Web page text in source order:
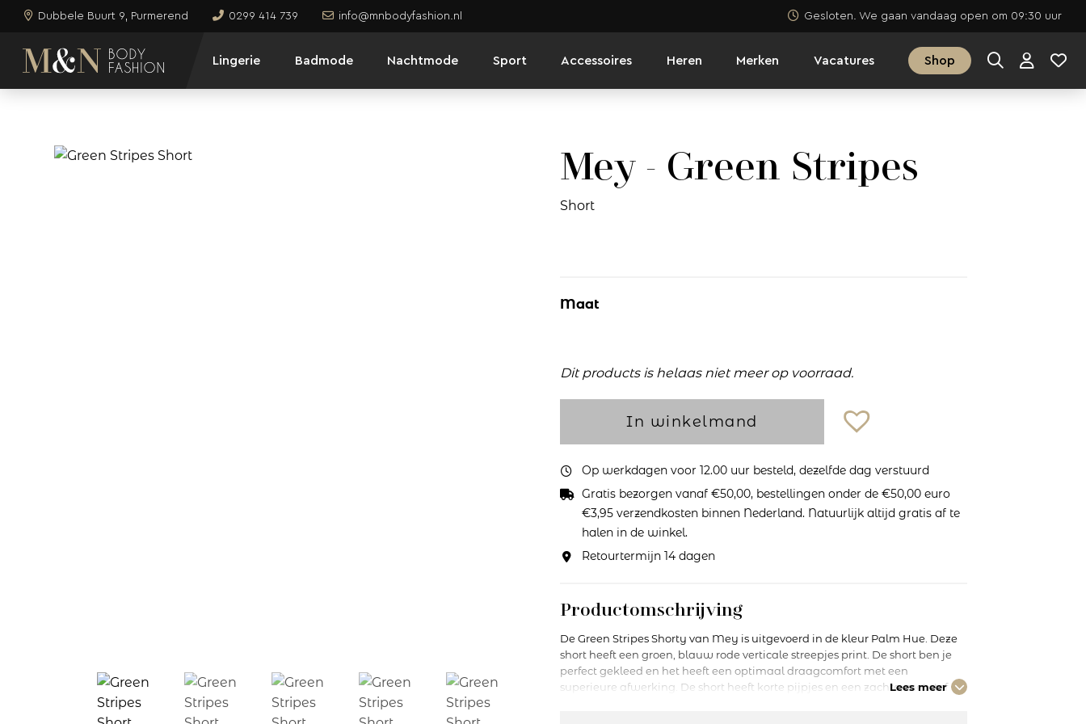
Dubbele Buurt 9, Purmerend 0299 414 739 info@mnbodyfashion.nl Gesloten. We gaan vandaag open om 09:30 uur
Lingerie Badmode Nachtmode Sport Accessoires Heren Merken Vacatures Shop
Mey - Green Stripes
Short
Maat
Dit products is helaas niet meer op voorraad.
In winkelmand
Op werkdagen voor 12.00 uur besteld, dezelfde dag verstuurd
Gratis bezorgen vanaf €50,00, bestellingen onder de €50,00 euro
€3,95 verzendkosten binnen Nederland. Natuurlijk altijd gratis af te
halen in de winkel.
Retourtermijn 14 dagen
Productomschrijving
De Green Stripes Shorty van Mey is uitgevoerd in de kleur Palm Hue. Deze
short heeft een groen, blauw rode verticale streepjes print. De short ben je
perfect gekleed en het heeft een optimaal draagcomfort met een
superieure afwerking. De short heeft korte pijpjes en een zachte, met stof
Lees meer